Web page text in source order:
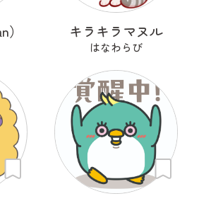
キラキラマヌル
はなわらび